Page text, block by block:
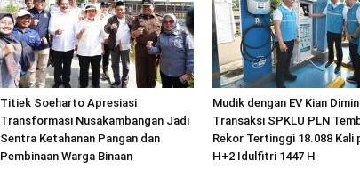
Titiek Soeharto Apresiasi
Transformasi Nusakambangan Jadi
Sentra Ketahanan Pangan dan
Pembinaan Warga Binaan
Mudik dengan EV Kian
Transaksi SPKLU PLN
Rekor Tertinggi 18.088 Kali
H+2 Idulfitri 1447 H